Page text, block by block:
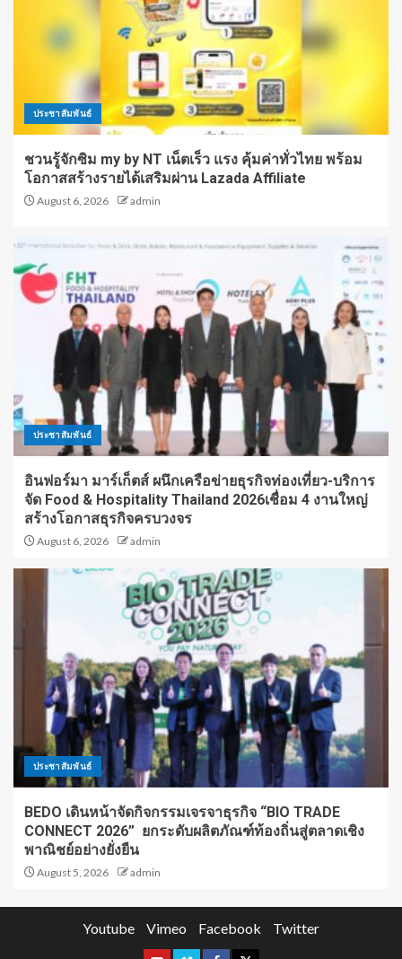
ประชาสัมพันธ์
ชวนรู้จักซิม my by NT เน็ตเร็ว แรง คุ้มค่าทั่วไทย พร้อม
โอกาสสร้างรายได้เสริมผ่าน Lazada Affiliate
August 6, 2026 admin
ประชาสัมพันธ์
อินฟอร์มา มาร์เก็ตส์ ผนึกเครือข่ายธุรกิจท่องเที่ยว-บริการ
จัด Food & Hospitality Thailand 2026เชื่อม 4 งานใหญ่
สร้างโอกาสธุรกิจครบวงจร
August 6, 2026 admin
ประชาสัมพันธ์
BEDO เดินหน้าจัดกิจกรรมเจรจาธุรกิจ “BIO TRADE
CONNECT 2026” ยกระดับผลิตภัณฑ์ท้องถิ่นสู่ตลาดเชิง
พาณิชย์อย่างยั่งยืน
August 5, 2026 admin
Youtube Vimeo Facebook Twitter